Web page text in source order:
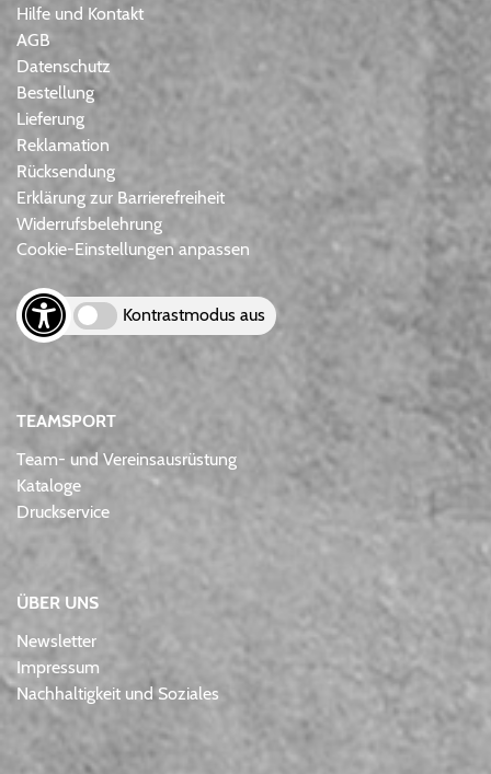
Hilfe und Kontakt
AGB
Datenschutz
Bestellung
Lieferung
Reklamation
Rücksendung
Erklärung zur Barrierefreiheit
Widerrufsbelehrung
Cookie-Einstellungen anpassen
Kontrastmodus aus
TEAMSPORT
Team- und Vereinsausrüstung
Kataloge
Druckservice
ÜBER UNS
Newsletter
Impressum
Nachhaltigkeit und Soziales